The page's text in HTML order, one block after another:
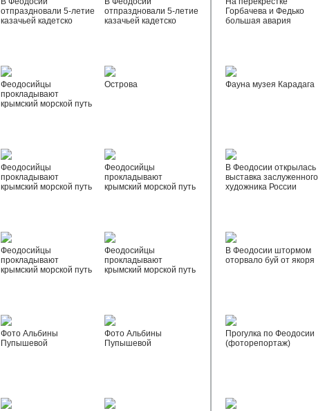
отпраздновали 5-летие
казачьей кадетско
отпраздновали 5-летие
казачьей кадетско
Феодосийцы
прокладывают
крымский морской путь
Острова
Феодосийцы
прокладывают
крымский морской путь
Феодосийцы
прокладывают
крымский морской путь
Феодосийцы
прокладывают
крымский морской путь
Феодосийцы
прокладывают
крымский морской путь
Фото Альбины
Пупышевой
Фото Альбины
Пупышевой
Горбачева и Федько
большая авария
Фауна музея Карадага
В Феодосии открылась
выставка заслуженного
художника России
В Феодосии штормом
оторвало буй от якоря
Прогулка по Феодосии
(фоторепортаж)